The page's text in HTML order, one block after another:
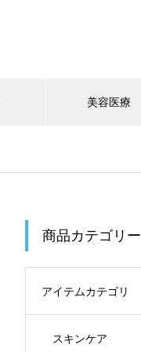
美容医療
商品カテゴリー
アイテムカテゴリ
スキンケア